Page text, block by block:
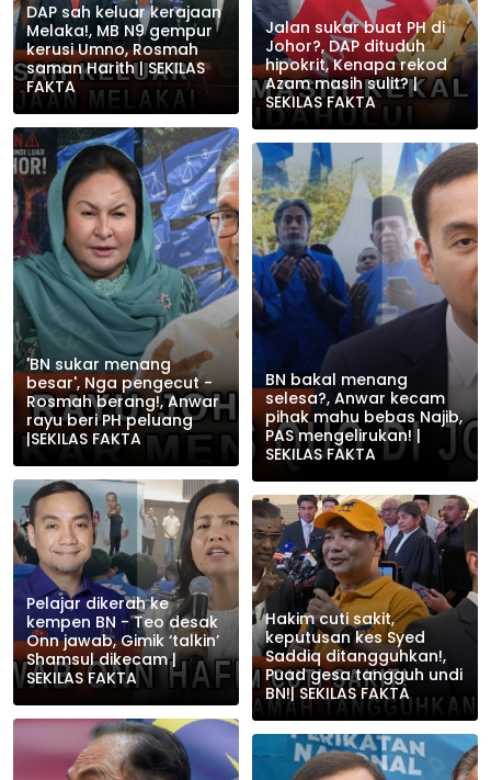
DAP sah keluar kerajaan
Melaka!, MB N9 gempur
kerusi Umno, Rosmah
saman Harith | SEKILAS
FAKTA
'BN sukar menang
besar', Nga pengecut -
Rosmah berang!, Anwar
rayu beri PH peluang
|SEKILAS FAKTA
Pelajar dikerah ke
kempen BN - Teo desak
Onn jawab, Gimik ‘talkin’
Shamsul dikecam |
SEKILAS FAKTA
Jalan sukar buat PH di
Johor?, DAP dituduh
hipokrit, Kenapa rekod
Azam masih sulit? |
SEKILAS FAKTA
BN bakal menang
selesa?, Anwar kecam
pihak mahu bebas Najib,
PAS mengelirukan! |
SEKILAS FAKTA
Hakim cuti sakit,
keputusan kes Syed
Saddiq ditangguhkan!,
Puad gesa tangguh undi
BN!| SEKILAS FAKTA